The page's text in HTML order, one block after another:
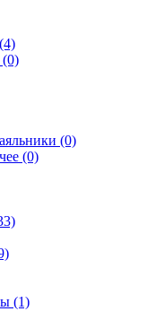
(0)
(0)
(0)
(1)